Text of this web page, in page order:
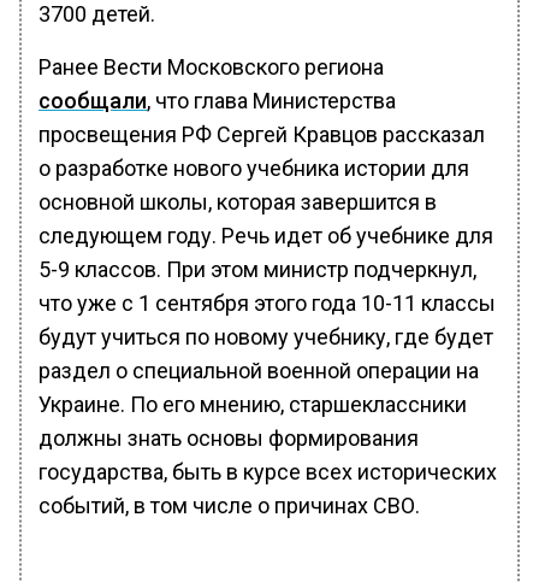
3700 детей.
Ранее Вести Московского региона
сообщали, что глава Министерства
просвещения РФ Сергей Кравцов рассказал
о разработке нового учебника истории для
основной школы, которая завершится в
следующем году. Речь идет об учебнике для
5-9 классов. При этом министр подчеркнул,
что уже с 1 сентября этого года 10-11 классы
будут учиться по новому учебнику, где будет
раздел о специальной военной операции на
Украине. По его мнению, старшеклассники
должны знать основы формирования
государства, быть в курсе всех исторических
событий, в том числе о причинах СВО.